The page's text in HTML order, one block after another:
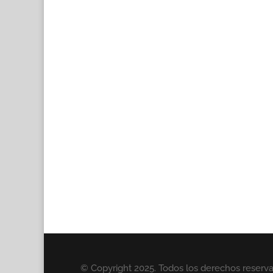
© Copyright 2025. Todos los derechos